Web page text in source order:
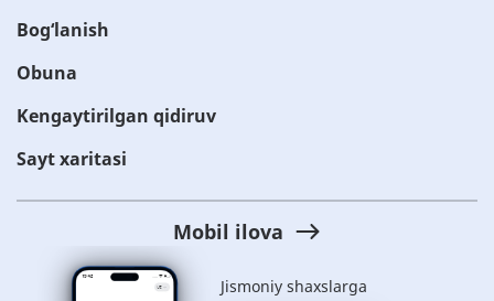
Bog‘lanish
Obuna
Kengaytirilgan qidiruv
Sayt xaritasi
Mobil ilova
Jismoniy shaxslarga